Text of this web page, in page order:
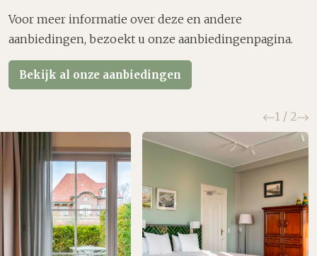
Voor meer informatie over deze en andere
aanbiedingen, bezoekt u onze aanbiedingenpagina.
Bekijk al onze aanbiedingen
Vorige
1 / 2